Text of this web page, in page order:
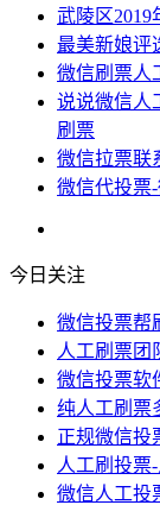
武陵区
最美新娘评
微信刷票人
说说微信人
刷票
微信拉票联
微信代投票
今日关注
微信投票帮
人工刷票团
微信投票软
纯人工刷票
正规微信投
人工刷投票
微信人工投